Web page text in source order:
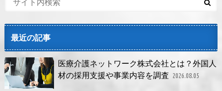
最近の記事
医療介護ネットワーク株式会社とは？外国人
材の採用支援や事業内容を調査 2026.08.05